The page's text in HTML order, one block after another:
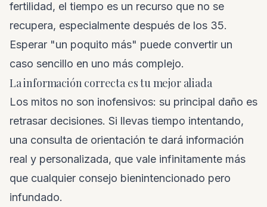
fertilidad, el tiempo es un recurso que no se
recupera, especialmente después de los 35.
Esperar "un poquito más" puede convertir un
caso sencillo en uno más complejo.
La información correcta es tu mejor aliada
Los mitos no son inofensivos: su principal daño es
retrasar decisiones. Si llevas tiempo intentando,
una consulta de orientación te dará información
real y personalizada, que vale infinitamente más
que cualquier consejo bienintencionado pero
infundado.